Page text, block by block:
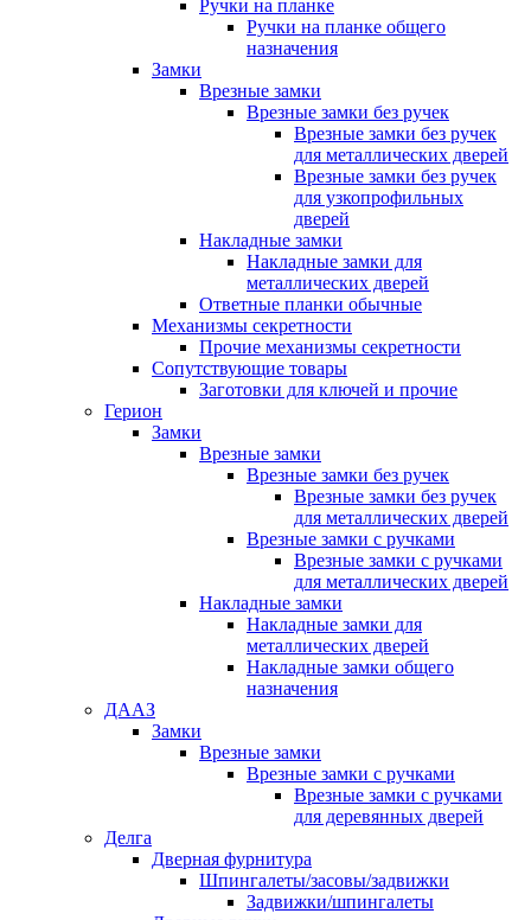
Ручки на планке
Ручки на планке общего
назначения
Замки
Врезные замки
Врезные замки без ручек
Врезные замки без ручек
для металлических дверей
Врезные замки без ручек
для узкопрофильных
дверей
Накладные замки
Накладные замки для
металлических дверей
Ответные планки обычные
Механизмы секретности
Прочие механизмы секретности
Сопутствующие товары
Заготовки для ключей и прочие
Герион
Замки
Врезные замки
Врезные замки без ручек
Врезные замки без ручек
для металлических дверей
Врезные замки с ручками
Врезные замки с ручками
для металлических дверей
Накладные замки
Накладные замки для
металлических дверей
Накладные замки общего
назначения
ДААЗ
Замки
Врезные замки
Врезные замки с ручками
Врезные замки с ручками
для деревянных дверей
Делга
Дверная фурнитура
Шпингалеты/засовы/задвижки
Задвижки/шпингалеты